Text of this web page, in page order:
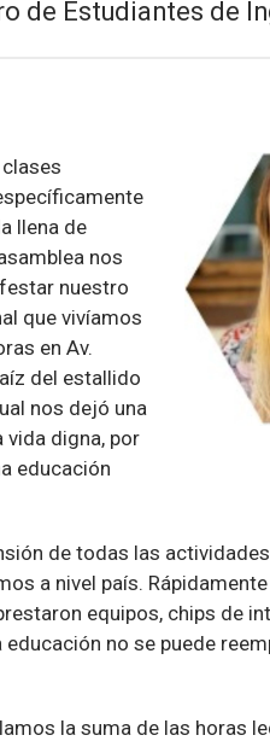
de Estudiantes de
llena de
nos
nuestro
que vivíamos
en Av.
del estallido
nos dejó una
vida digna, por
educación
de todas las
a nivel país.
equipos, chips de
no se puede
la suma de las horas